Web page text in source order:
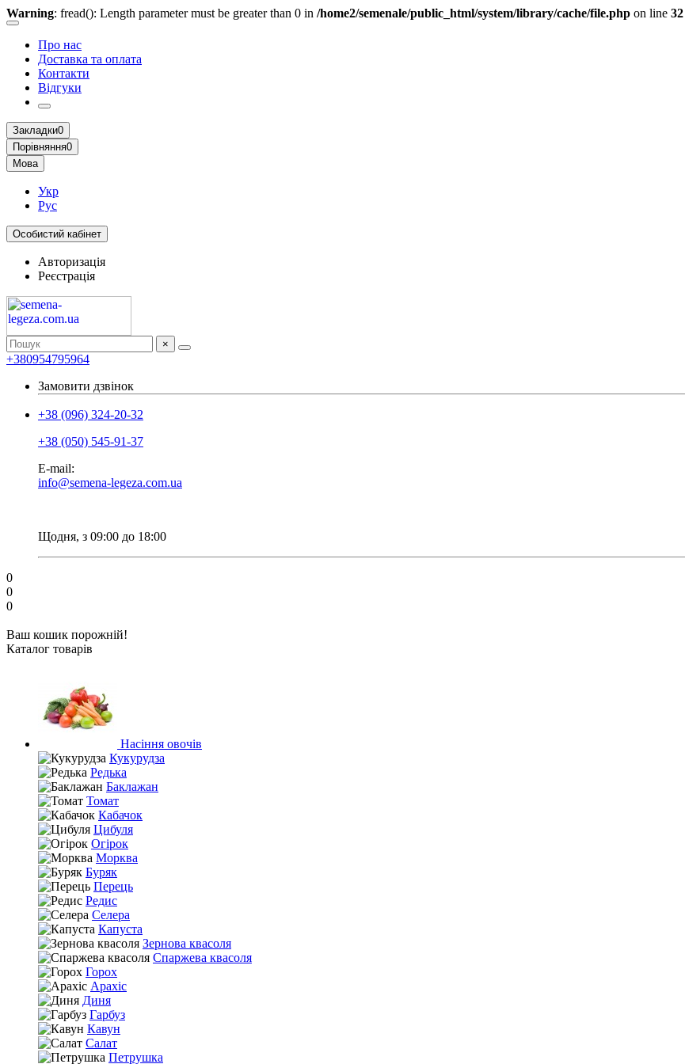
Warning: fread(): Length parameter must be greater than 0 in /home2/semenale/public_html/system/library/cache/file.php on line 32
Про нас
Доставка та оплата
Контакти
Відгуки
Закладки0
Порівняння0
Мова
Укр
Рус
Особистий кабінет
Авторизація
Реєстрація
×
+380954795964
Замовити дзвінок
+38 (096) 324-20-32
+38 (050) 545-91-37
E-mail:
info@semena-legeza.com.ua
Щодня, з 09:00 до 18:00
0
0
0
Ваш кошик порожній!
Каталог товарів
Насіння овочів
Кукурудза
Редька
Баклажан
Томат
Кабачок
Цибуля
Огірок
Морква
Буряк
Перець
Редис
Селера
Капуста
Зернова квасоля
Спаржева квасоля
Горох
Арахіс
Диня
Гарбуз
Кавун
Салат
Петрушка